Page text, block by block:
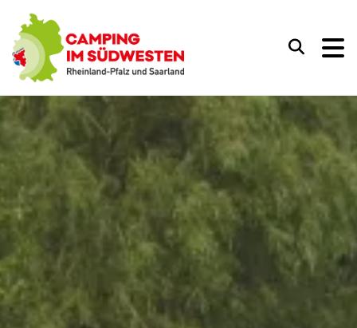
Suchen